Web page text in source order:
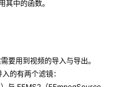
中的函数。
要用到视频的导入与导出。
的有两个滤镜：